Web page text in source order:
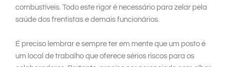
combustíveis. Todo este rigor é necessário para zelar pela
saúde dos frentistas e demais funcionários.
É preciso lembrar e sempre ter em mente que um posto é
um local de trabalho que oferece sérios riscos para os